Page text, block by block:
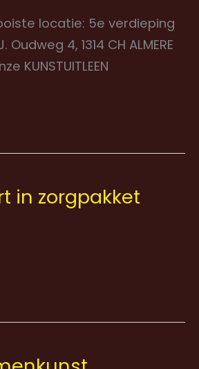
locatie: 5e verdieping
Oudweg 4, 1314 CH ALMERE
KUNSTUITLEEN
in zorgpakket